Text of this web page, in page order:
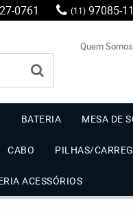
0761 (11) 97085-
Quem Somos
BATERIA MESA DE
CABO PILHAS/
ACESSÓRIOS